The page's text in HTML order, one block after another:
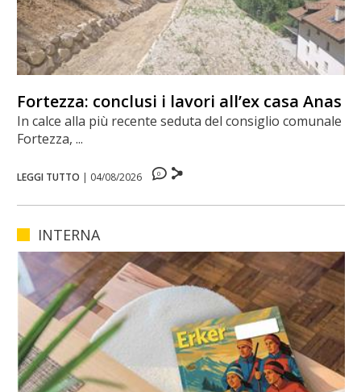
Fortezza: conclusi i lavori all’ex casa Anas
In calce alla più recente seduta del consiglio comunale di
Fortezza, ...
LEGGI TUTTO | 04/08/2026 0
INTERNA